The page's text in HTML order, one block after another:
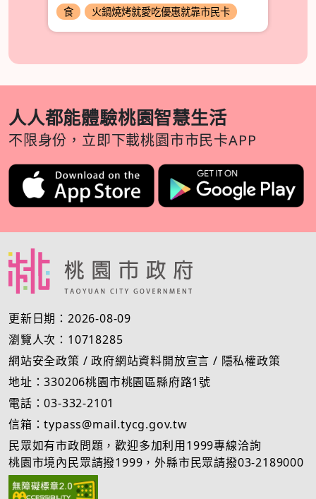
食 火鍋燒烤就愛吃優惠就靠市民卡
人人都能體驗桃園智慧生活
不限身份，立即下載桃園市市民卡APP
更新日期：2026-08-09
瀏覽人次：10718285
網站安全政策 /政府網站資料開放宣言 / 隱私權政策
地址：330206桃園市桃園區縣府路1號
電話：03-332-2101
信箱：typass@mail.tycg.gov.tw
民眾如有市政問題，歡迎多加利用1999專線洽詢
桃園市境內民眾請撥1999，外縣市民眾請撥03-2189000